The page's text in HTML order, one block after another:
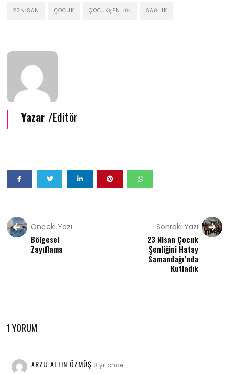
23NISAN ÇOCUK ÇOCUKŞENLIĞI SAĞLIK
Yazar /Editör
Önceki Yazı
Bölgesel
Zayıflama
Sonraki Yazı
23 Nisan Çocuk
Şenliğini Hatay
Samandağı’nda
Kutladık
1 YORUM
ARZU ALTIN ÖZMÜŞ3 yıl önce